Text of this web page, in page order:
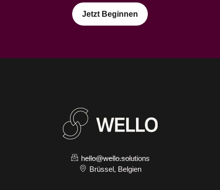
Jetzt Beginnen
hello@wello.solutions
Brüssel, Belgien